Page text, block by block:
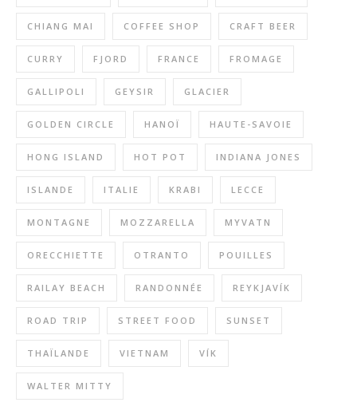
CHIANG MAI COFFEE SHOP CRAFT BEER
CURRY FJORD FRANCE FROMAGE
GALLIPOLI GEYSIR GLACIER
GOLDEN CIRCLE HANOÏ HAUTE-SAVOIE
HONG ISLAND HOT POT INDIANA JONES
ISLANDE ITALIE KRABI LECCE
MONTAGNE MOZZARELLA MYVATN
ORECCHIETTE OTRANTO POUILLES
RAILAY BEACH RANDONNÉE REYKJAVÍK
ROAD TRIP STREET FOOD SUNSET
THAÏLANDE VIETNAM VÍK
WALTER MITTY